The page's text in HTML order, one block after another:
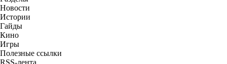
Новости
Истории
Гайды
Кино
Игры
Полезные ссылки
RSS-лента